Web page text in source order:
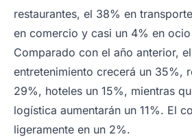
restaurantes, el 38% en
en comercio y casi un 4% en
Comparado con el año anterior,
entretenimiento crecerá un 35%,
29%, hoteles un 15%, mientras
logística aumentarán un 11%. El
ligeramente en un 2%.